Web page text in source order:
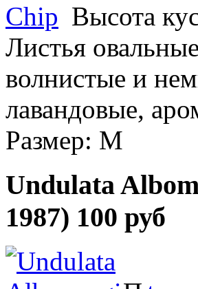
Высота
Листья
волнистые и
лавандовые,
Размер: M
Undulata
1987) 100 руб